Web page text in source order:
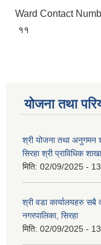
Ward Contact
११
योजना तथा
श्री योजना तथा अनुगमन
सिरहा श्री प्राविधिक
मिति: 02/09/2025 -
श्री वडा कार्यालयहरु सबै
नगरपालिका, सिरहा
मिति: 02/09/2025 -